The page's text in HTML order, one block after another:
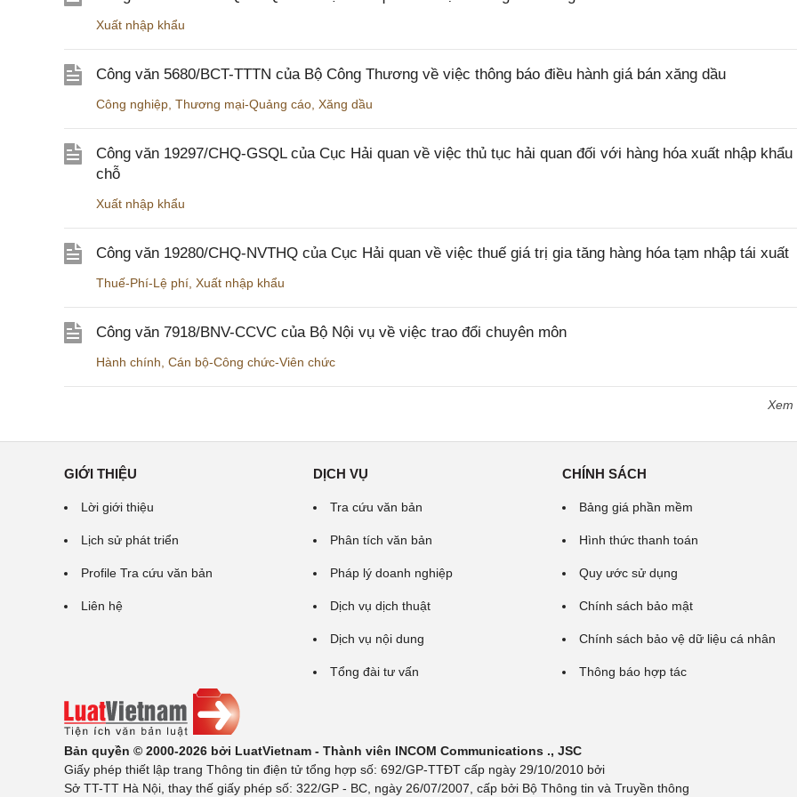
Xuất nhập khẩu
Công văn 5680/BCT-TTTN của Bộ Công Thương về việc thông báo điều hành giá bán xăng dầu
Công nghiệp Thương mại-Quảng cáo Xăng dầu
Công văn 19297/CHQ-GSQL của Cục Hải quan về việc thủ tục hải quan đối với hàng hóa xuất nhập khẩu
chỗ
Xuất nhập khẩu
Công văn 19280/CHQ-NVTHQ của Cục Hải quan về việc thuế giá trị gia tăng hàng hóa tạm nhập tái xuất
Thuế-Phí-Lệ phí Xuất nhập khẩu
Công văn 7918/BNV-CCVC của Bộ Nội vụ về việc trao đổi chuyên môn
Hành chính Cán bộ-Công chức-Viên chức
GIỚI THIỆU
Lời giới thiệu
Lịch sử phát triển
Profile Tra cứu văn bản
Liên hệ
DỊCH VỤ
Tra cứu văn bản
Phân tích văn bản
Pháp lý doanh nghiệp
Dịch vụ dịch thuật
Dịch vụ nội dung
Tổng đài tư vấn
CHÍNH SÁCH
Bảng giá phần mềm
Hình thức thanh toán
Quy ước sử dụng
Chính sách bảo mật
Chính sách bảo vệ dữ liệu cá nhân
Thông báo hợp tác
Bản quyền © 2000-2026 bởi LuatVietnam - Thành viên INCOM Communications ., JSC
Giấy phép thiết lập trang Thông tin điện tử tổng hợp số: 692/GP-TTĐT cấp ngày 29/10/2010 bởi
Sở TT-TT Hà Nội, thay thế giấy phép số: 322/GP - BC, ngày 26/07/2007, cấp bởi Bộ Thông tin và Truyền thông